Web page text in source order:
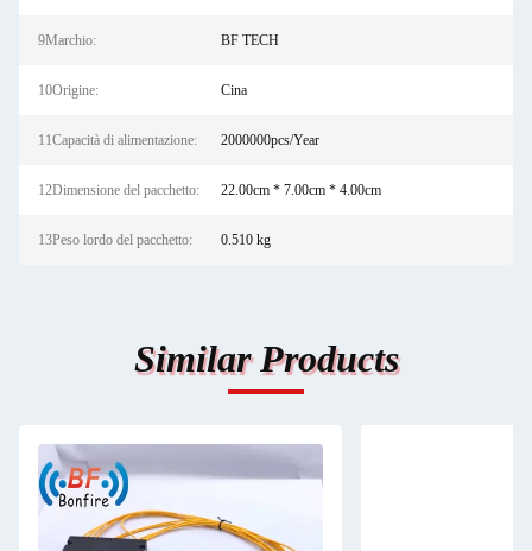
9Marchio: BF TECH
10Origine: Cina
11Capacità di alimentazione: 2000000pcs/Year
12Dimensione del pacchetto: 22.00cm * 7.00cm * 4.00cm
13Peso lordo del pacchetto: 0.510 kg
Similar Products